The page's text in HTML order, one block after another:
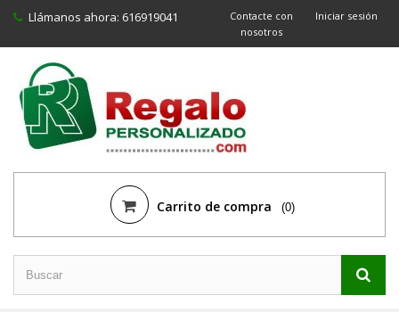
Iniciar sesión
Contacte con
nosotros
Llámanos ahora: 616919041
Carrito de compra (0)